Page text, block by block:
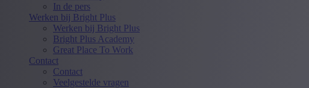
In de pers
Werken bij Bright Plus
Werken bij Bright Plus
Bright Plus Academy
Great Place To Work
Contact
Contact
Veelgestelde vragen